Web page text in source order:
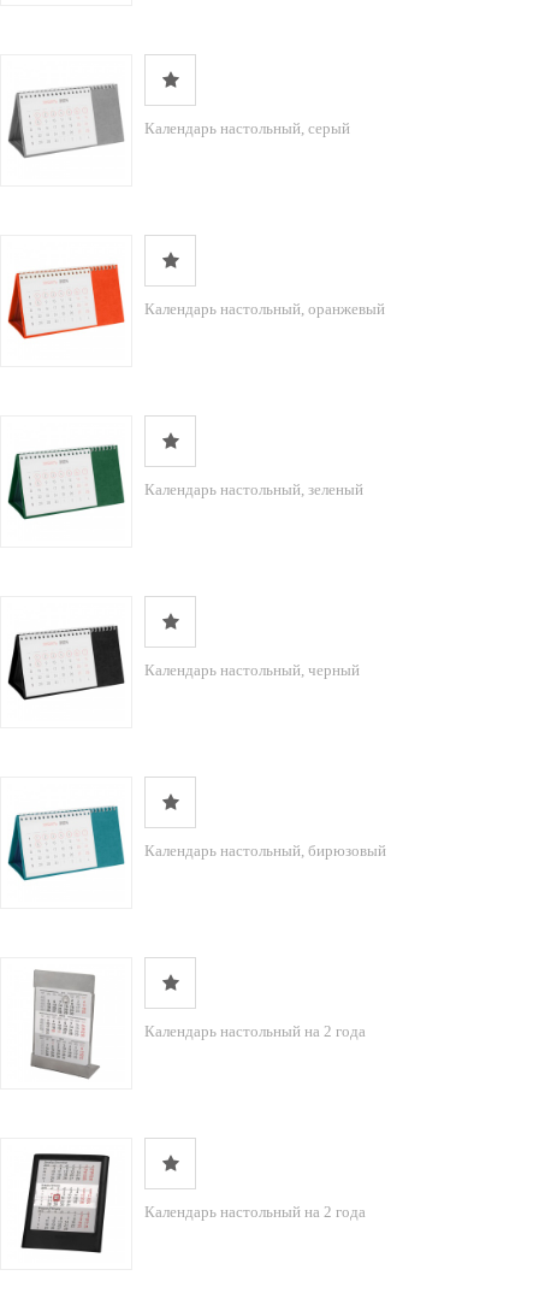
Календарь настольный, серый
Календарь настольный, оранжевый
Календарь настольный, зеленый
Календарь настольный, черный
Календарь настольный, бирюзовый
Календарь настольный на 2 года
Календарь настольный на 2 года